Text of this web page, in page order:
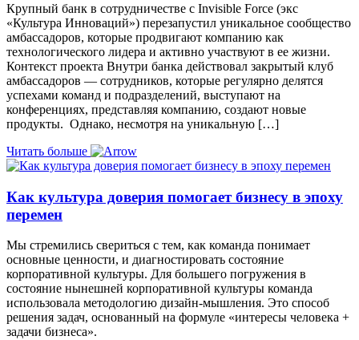
Крупный банк в сотрудничестве с Invisible Force (экс
«Культура Инноваций») перезапустил уникальное сообщество
амбассадоров, которые продвигают компанию как
технологического лидера и активно участвуют в ее жизни.
Контекст проекта Внутри банка действовал закрытый клуб
амбассадоров — сотрудников, которые регулярно делятся
успехами команд и подразделений, выступают на
конференциях, представляя компанию, создают новые
продукты. Однако, несмотря на уникальную […]
Читать больше
Как культура доверия помогает бизнесу в эпоху
перемен
Мы стремились свериться с тем, как команда понимает
основные ценности, и диагностировать состояние
корпоративной культуры. Для большего погружения в
состояние нынешней корпоративной культуры команда
использовала методологию дизайн-мышления. Это способ
решения задач, основанный на формуле «интересы человека +
задачи бизнеса».